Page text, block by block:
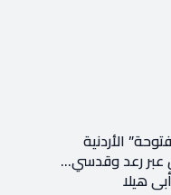
الأردنية
عبر رعد وقدسي…
هيلا